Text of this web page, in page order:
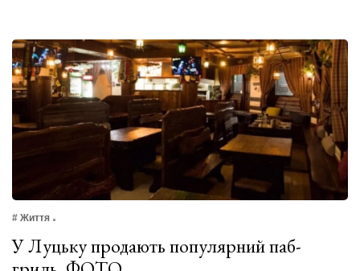
# Життя
У Луцьку продають популярний паб-